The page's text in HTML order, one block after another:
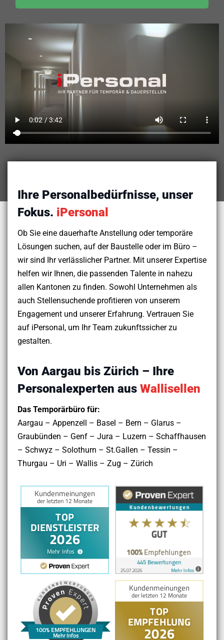
Ihre Personalbedürfnisse, unser
Fokus. iPersonal
Ob Sie eine dauerhafte Anstellung oder temporäre
Lösungen suchen, auf der Baustelle oder im Büro –
wir sind Ihr verlässlicher Partner. Mit unserer Expertise
helfen wir Ihnen, die passenden Talente in nahezu
allen Kantonen zu finden. Sowohl Unternehmen als
auch Stellensuchende profitieren von unserem
Engagement und unserer Erfahrung. Vertrauen Sie
auf iPersonal, um Ihr Team zukunftssicher zu
gestalten.
Von Aargau bis Zürich – Ihre
Personalexperten aus Wallisellen
Das Temporärbüro für:
Aargau – Appenzell – Basel – Bern – Glarus –
Graubünden – Genf – Jura – Luzern – Schaffhausen
– Schwyz – Solothurn – St.Gallen – Tessin –
Thurgau – Uri – Wallis – Zug – Zürich
100% EMPFEHLUNGEN
Mehr Infos